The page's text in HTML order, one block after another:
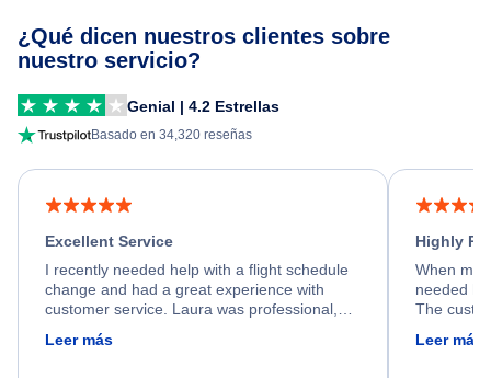
¿Qué dicen nuestros clientes sobre
nuestro servicio?
Genial | 4.2 Estrellas
Basado en 34,320 reseñas
Excellent Service
I recently needed help with a flight schedule
change and had a great experience with
customer service. Laura was professional,
friendly, and very helpful throughout the
process. She quickly found a solution and
Leer más
Highly
When my
needed
The
calm,
Leer más